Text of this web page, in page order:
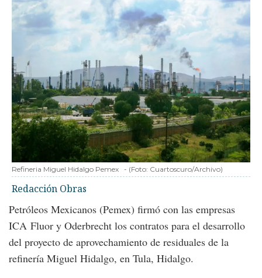
Refineria Miguel Hidalgo Pemex - (Foto: Cuartoscuro/Archivo)
Redacción Obras
Petróleos Mexicanos (Pemex) firmó con las empresas
ICA Fluor y Oderbrecht los contratos para el desarrollo
del proyecto de aprovechamiento de residuales de la
refinería Miguel Hidalgo, en Tula, Hidalgo.